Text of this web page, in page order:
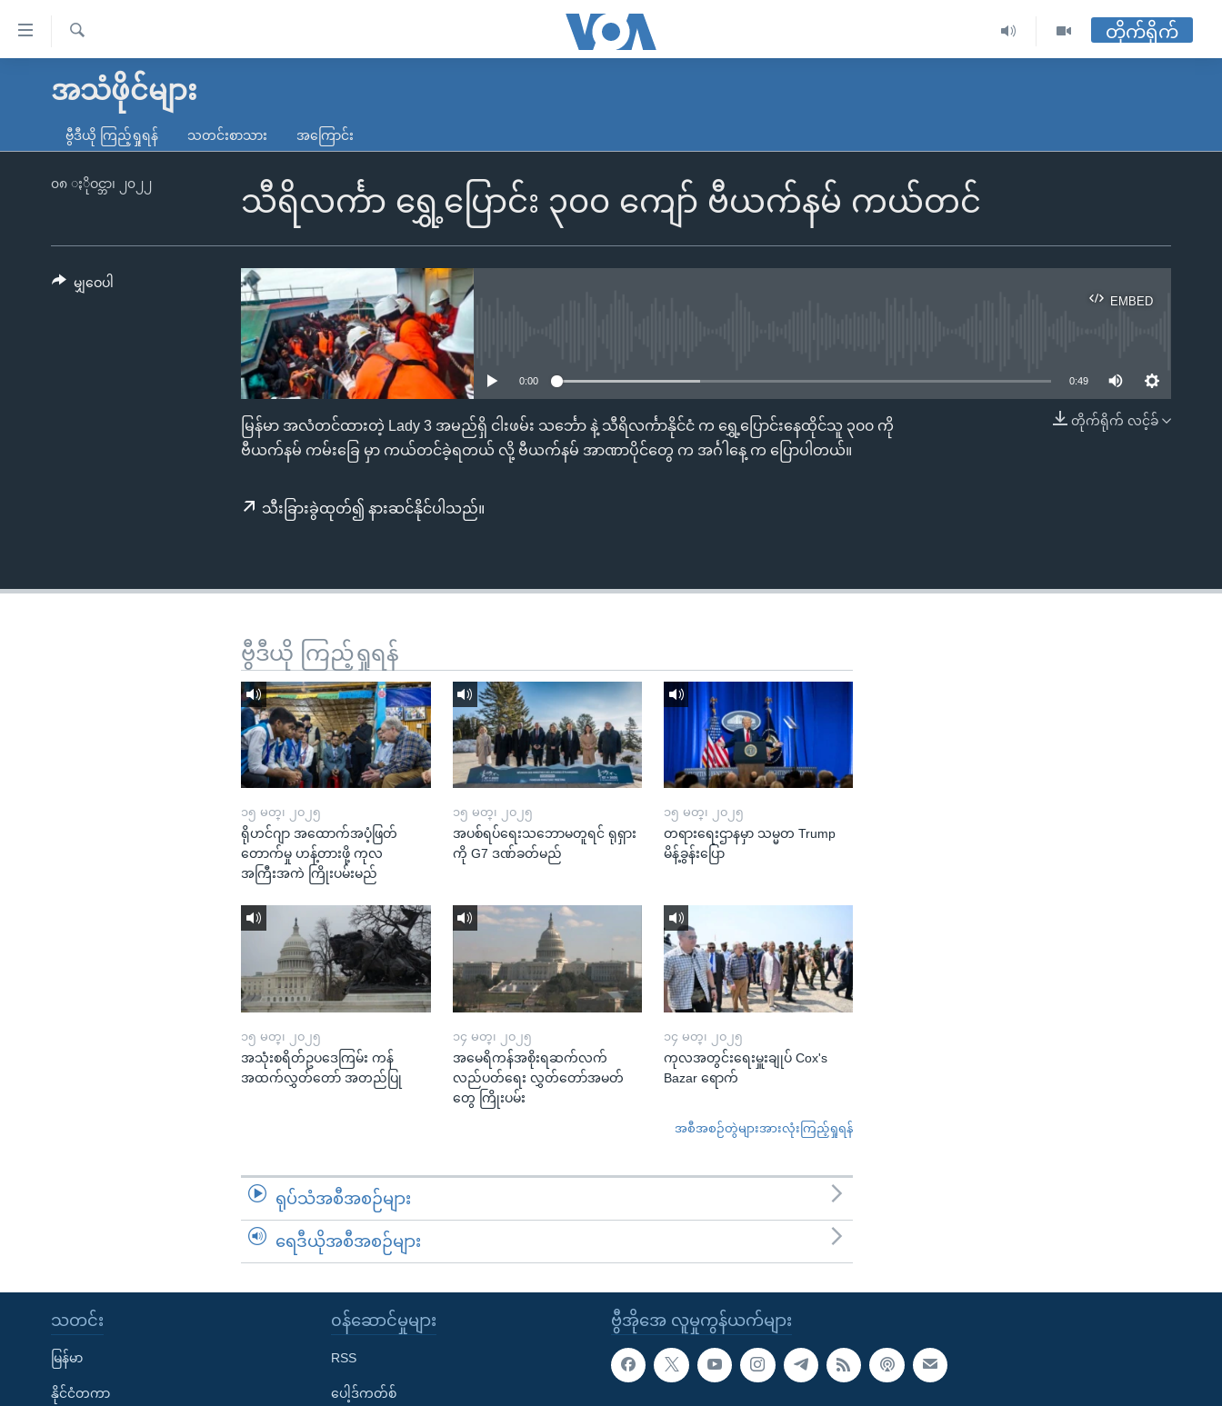
လွယ်ကူ
သည့်
မူလစာမျက်နှာ
ကမ္ဘာ့သတင်းများ
နိုင်ငံတကာ
တရုတ်
အစ္စရေး-ပါလက်စတိုင်း
ရပ်ဝန်းတခု လမ်းတခု အလွန်
အင်္ဂလိပ်စာလေ့လာမယ်
ရ
တိုက်ရိုက်
အသံဖိုင်များ
ဗွီဒီယို ကြည့်ရှုရန် သတင်းစာသား အကြောင်း
သီရိလင်္ကာ ရွှေ့ပြောင်း ၃၀၀ ကျော် ဗီယက်နမ် ကယ်တင်
၀၈ ႏိုဝင္ဘာ၊ ၂၀၂၂
EMBED
EMBED
0:00 0:49
တိုက်ရိုက် လင့်ခ်
မြန်မာ အလံတင်ထားတဲ့ Lady 3 အမည်ရှိ ငါးဖမ်း သင်္ဘော နဲ့ သီရိလင်္ကာနိုင်ငံ က ရွှေ့ပြောင်းနေထိုင်သူ ၃၀၀ ကို
ဗီယက်နမ် ကမ်းခြေ မှာ ကယ်တင်ခဲ့ရတယ် လို့ ဗီယက်နမ် အာဏာပိုင်တွေ က အင်္ဂါနေ့ က ပြောပါတယ်။
သီးခြားခွဲထုတ်၍ နားဆင်နိုင်ပါသည်။
မျှဝေပါ
ဗွီဒီယို ကြည့်ရှုရန်
၁၅ မတ္၊ ၂၀၂၅
ရိုဟင်ဂျာ အထောက်အပံ့ဖြတ်
တောက်မှု ဟန့်တားဖို့ ကုလ
အကြီးအကဲ ကြိုးပမ်းမည်
၁၅ မတ္၊ ၂၀၂၅
အပစ်ရပ်ရေးသဘောမတူရင် ရုရှား
ကို G7 ဒဏ်ခတ်မည်
၁၅ မတ္၊ ၂၀၂၅
တရားရေးဌာနမှာ သမ္မတ Trump
မိန့်ခွန်းပြော
၁၅ မတ္၊ ၂၀၂၅
အသုံးစရိတ်ဥပဒေကြမ်း ကန်
အထက်လွှတ်တော် အတည်ပြု
၁၄ မတ္၊ ၂၀၂၅
အမေရိကန်အစိုးရဆက်လက်
လည်ပတ်ရေး လွှတ်တော်အမတ်
တွေ ကြိုးပမ်း
၁၄ မတ္၊ ၂၀၂၅
ကုလအတွင်းရေးမှူးချုပ် Cox's
Bazar ရောက်
အစီအစဉ်တွဲများအားလုံးကြည့်ရှုရန်
ရုပ်သံအစီအစဉ်များ
ရေဒီယိုအစီအစဉ်များ
ဗွီအိုအေ လူမှုကွန်ယက်များ
သတင်း
မြန်မာ
နိုင်ငံတကာ
၀န်ဆောင်မှုများ
RSS
ပေါ့ဒ်ကတ်စ်